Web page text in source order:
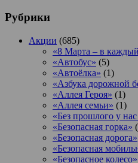
Рубрики
Акции (685)
«8 Марта – в
«Автобус» (5)
«Автоёлка» (1)
«Азбука дорожной
«Аллея Героя» (1)
«Аллея семьи» (1)
«Без прошлого у
«Безопасная горка»
«Безопасная дорога»
«Безопасная
«Безопасное колесо»